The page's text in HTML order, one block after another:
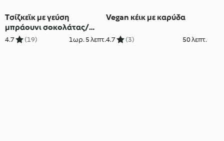
Tσίζκεϊκ με γεύση
μπράουνι σοκολάτας/
μέντας
4.7 (19) 1ωρ. 5 λεπτ.
Vegan κέικ με καρύδα
4.7 (3) 50 λεπτ.